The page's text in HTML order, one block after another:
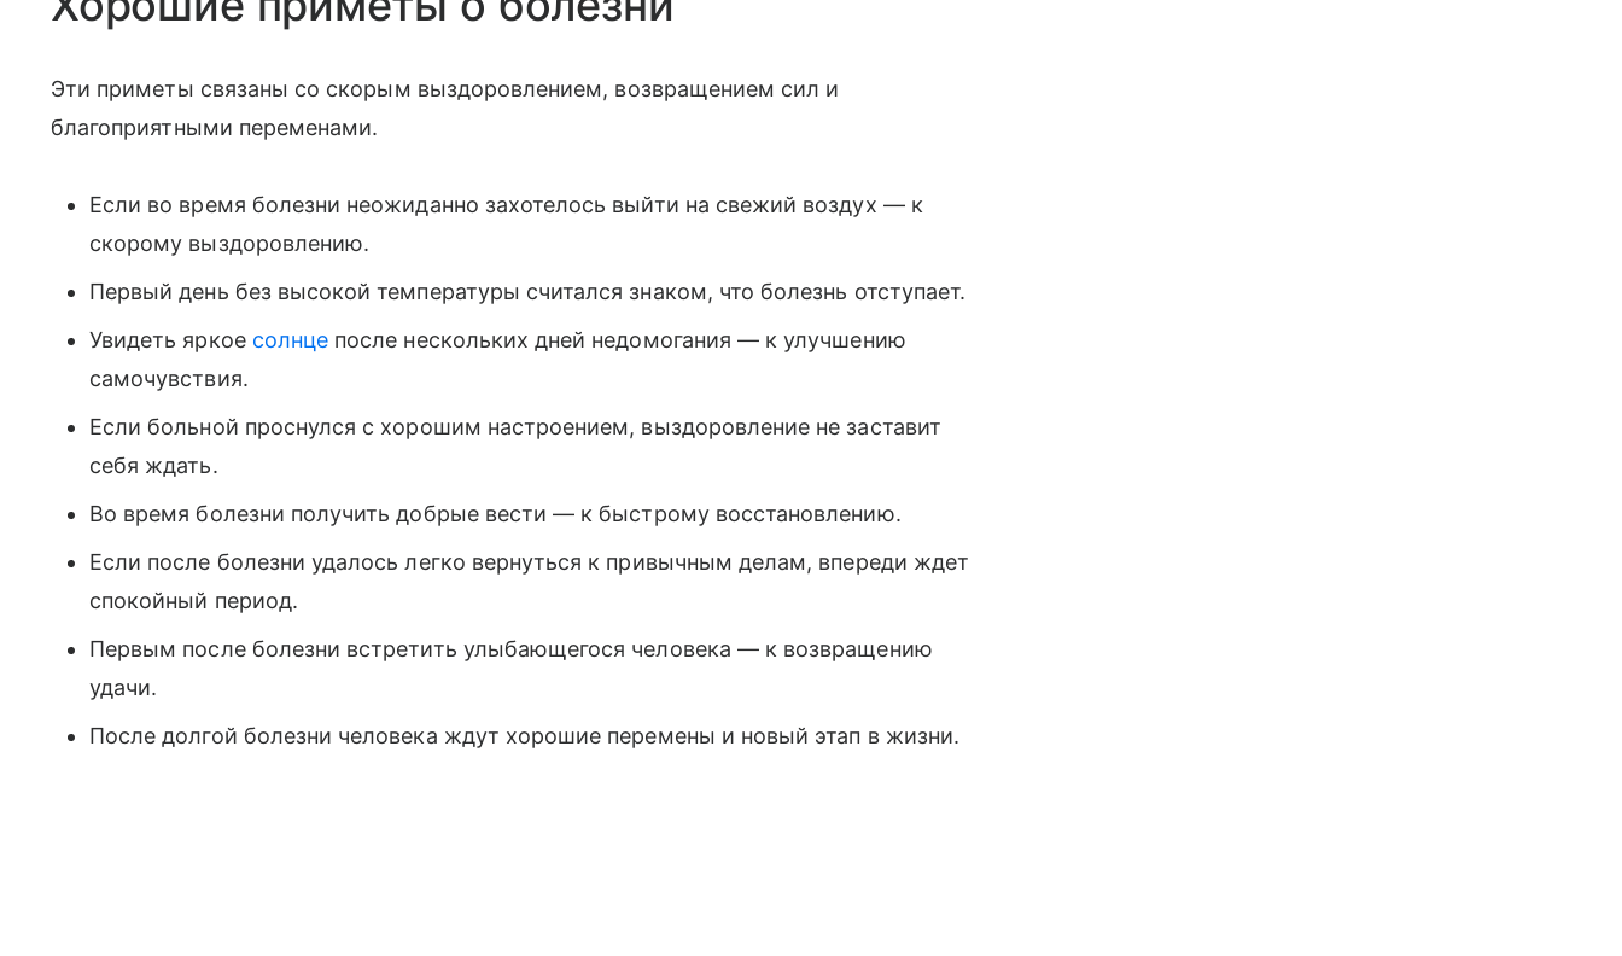
Эти приметы связаны со скорым выздоровлением, возвращением сил и
благоприятными переменами.
Если во время болезни неожиданно захотелось выйти на свежий воздух — к
скорому выздоровлению.
Первый день без высокой температуры считался знаком, что болезнь отступает.
Увидеть яркое солнце после нескольких дней недомогания — к улучшению
самочувствия.
Если больной проснулся с хорошим настроением, выздоровление не заставит
себя ждать.
Во время болезни получить добрые вести — к быстрому восстановлению.
Если после болезни удалось легко вернуться к привычным делам, впереди ждет
спокойный период.
Первым после болезни встретить улыбающегося человека — к возвращению
удачи.
После долгой болезни человека ждут хорошие перемены и новый этап в жизни.